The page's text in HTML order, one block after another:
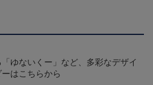
ゆないくー」など、多彩なデザイ
はこちらから